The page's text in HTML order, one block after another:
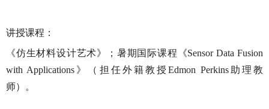
讲授课程：
《仿生材料设计艺术》；暑期国际课程《Sensor Data Fusion
with Applications 》（担任外籍教授Edmon Perkins助理教
师）。